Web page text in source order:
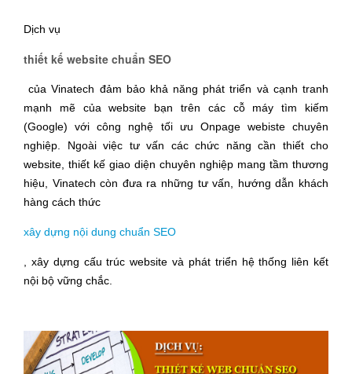
Dịch vụ
thiết kế website chuẩn SEO
của Vinatech đảm bảo khả năng phát triển và cạnh tranh
mạnh mẽ của website bạn trên các cỗ máy tìm kiếm
(Google) với công nghệ tối ưu Onpage webiste chuyên
nghiệp. Ngoài việc tư vấn các chức năng cần thiết cho
website, thiết kế giao diện chuyên nghiệp mang tầm thương
hiệu, Vinatech còn đưa ra những tư vấn, hướng dẫn khách
hàng cách thức
xây dựng nội dung chuẩn SEO
, xây dựng cấu trúc website và phát triển hệ thống liên kết
nội bộ vững chắc.